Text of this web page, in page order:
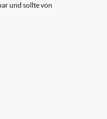
und sollte von